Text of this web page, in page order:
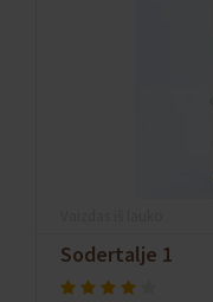
Sodertalje 1